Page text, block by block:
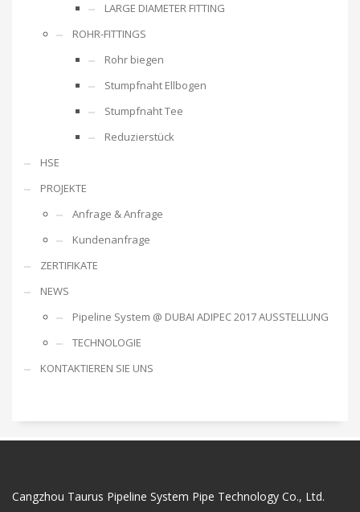
LARGE DIAMETER FITTING
ROHR-FITTINGS
Rohr biegen
Stumpfnaht Ellbogen
Stumpfnaht Tee
Reduzierstück
HSE
PROJEKTE
Anfrage & Anfrage
Kundenanfrage
ZERTIFIKATE
NEWS
Pipeline System @ DUBAI ADIPEC 2017 AUSSTELLUNG
TECHNOLOGIE
KONTAKTIEREN SIE UNS
Cangzhou Taurus Pipeline System Pipe Technology Co., Ltd.